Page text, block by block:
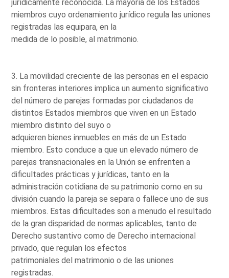
jurídicamente reconocida. La mayoría de los Estados
miembros cuyo ordenamiento jurídico regula las uniones
registradas las equipara, en la
medida de lo posible, al matrimonio.
3. La movilidad creciente de las personas en el espacio
sin fronteras interiores implica un aumento significativo
del número de parejas formadas por ciudadanos de
distintos Estados miembros que viven en un Estado
miembro distinto del suyo o
adquieren bienes inmuebles en más de un Estado
miembro. Esto conduce a que un elevado número de
parejas transnacionales en la Unión se enfrenten a
dificultades prácticas y jurídicas, tanto en la
administración cotidiana de su patrimonio como en su
división cuando la pareja se separa o fallece uno de sus
miembros. Estas dificultades son a menudo el resultado
de la gran disparidad de normas aplicables, tanto de
Derecho sustantivo como de Derecho internacional
privado, que regulan los efectos
patrimoniales del matrimonio o de las uniones
registradas.